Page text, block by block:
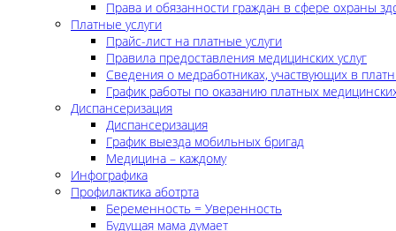
Права и обязанности граждан в сфере охраны
Платные услуги
Прайс-лист на платные услуги
Правила предоставления медицинских услуг
Сведения о медработниках, участвующих в
График работы по оказанию платных
Диспансеризация
Диспансеризация
График выезда мобильных бригад
Медицина – каждому
Инфографика
Профилактика аботрта
Беременность = Уверенность
Будущая мама думает